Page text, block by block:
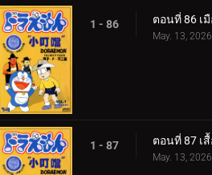
1 - 86
May. 13, 2026
1 - 87
May. 13, 2026